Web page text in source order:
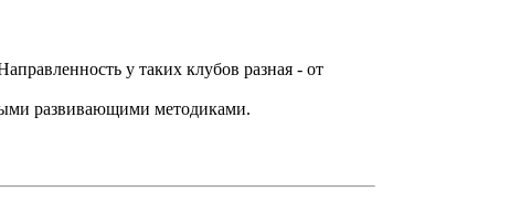
у таких клубов разная - от
развивающими методиками.